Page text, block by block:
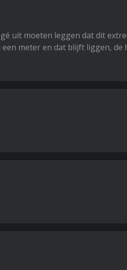
uit moeten leggen dat dit
meter en dat blijft liggen, de